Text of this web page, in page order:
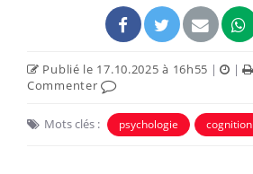
Publié le 17.10.2025 à 16h55 | |
Commenter
Mots clés : psychologie cognition